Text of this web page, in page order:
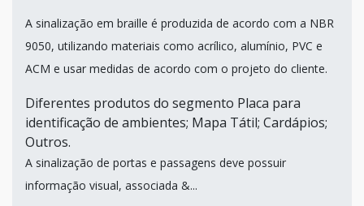
A sinalização em braille é produzida de acordo com a NBR
9050, utilizando materiais como acrílico, alumínio, PVC e
ACM e usar medidas de acordo com o projeto do cliente.
Diferentes produtos do segmento Placa para
identificação de ambientes; Mapa Tátil; Cardápios;
Outros.
A sinalização de portas e passagens deve possuir
informação visual, associada &...